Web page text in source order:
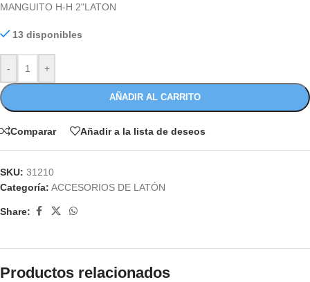
MANGUITO H-H 2"LATON
13 disponibles
- +
AÑADIR AL CARRITO
Comparar Añadir a la lista de deseos
SKU: 31210
Categoría: ACCESORIOS DE LATÓN
Share:
Productos relacionados